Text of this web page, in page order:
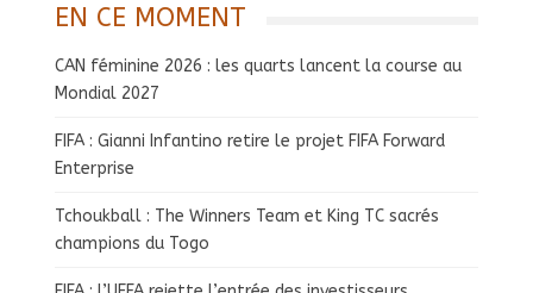
EN CE MOMENT
CAN féminine 2026 : les quarts lancent la course au
Mondial 2027
FIFA : Gianni Infantino retire le projet FIFA Forward
Enterprise
Tchoukball : The Winners Team et King TC sacrés
champions du Togo